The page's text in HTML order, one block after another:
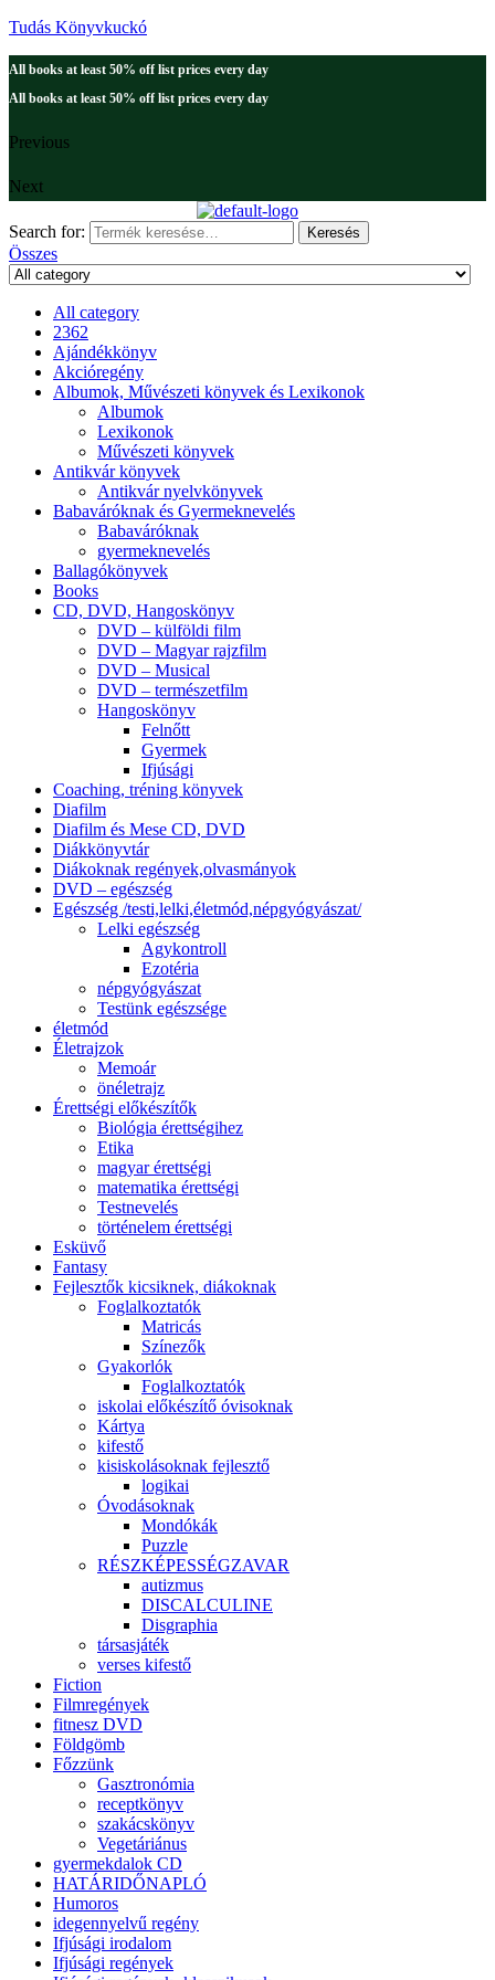
Tudás Könyvkuckó
All books at least 50% off list prices every day
All books at least 50% off list prices every day
Previous
Next
Search for: Keresés
Összes
All category
2362
Ajándékkönyv
Akcióregény
Albumok, Művészeti könyvek és Lexikonok
Albumok
Lexikonok
Művészeti könyvek
Antikvár könyvek
Antikvár nyelvkönyvek
Babaváróknak és Gyermeknevelés
Babaváróknak
gyermeknevelés
Ballagókönyvek
Books
CD, DVD, Hangoskönyv
DVD – külföldi film
DVD – Magyar rajzfilm
DVD – Musical
DVD – természetfilm
Hangoskönyv
Felnőtt
Gyermek
Ifjúsági
Coaching, tréning könyvek
Diafilm
Diafilm és Mese CD, DVD
Diákkönyvtár
Diákoknak regények,olvasmányok
DVD – egészség
Egészség /testi,lelki,életmód,népgyógyászat/
Lelki egészség
Agykontroll
Ezotéria
népgyógyászat
Testünk egészsége
életmód
Életrajzok
Memoár
önéletrajz
Érettségi előkészítők
Biológia érettségihez
Etika
magyar érettségi
matematika érettségi
Testnevelés
történelem érettségi
Esküvő
Fantasy
Fejlesztők kicsiknek, diákoknak
Foglalkoztatók
Matricás
Színezők
Gyakorlók
Foglalkoztatók
iskolai előkészítő óvisoknak
Kártya
kifestő
kisiskolásoknak fejlesztő
logikai
Óvodásoknak
Mondókák
Puzzle
RÉSZKÉPESSÉGZAVAR
autizmus
DISCALCULINE
Disgraphia
társasjáték
verses kifestő
Fiction
Filmregények
fitnesz DVD
Földgömb
Főzzünk
Gasztronómia
receptkönyv
szakácskönyv
Vegetáriánus
gyermekdalok CD
HATÁRIDŐNAPLÓ
Humoros
idegennyelvű regény
Ifjúsági irodalom
Ifjúsági regények